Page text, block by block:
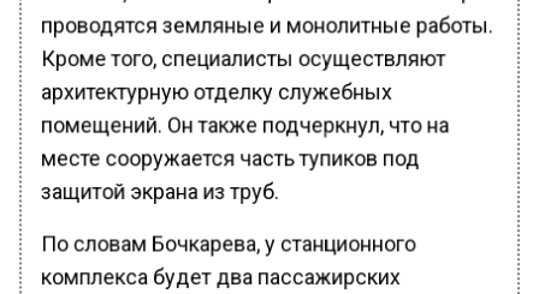
проводятся земляные и монолитные работы.
Кроме того, специалисты осуществляют
архитектурную отделку служебных
помещений. Он также подчеркнул, что на
месте сооружается часть тупиков под
защитой экрана из труб.
По словам Бочкарева, у станционного
комплекса будет два пассажирских